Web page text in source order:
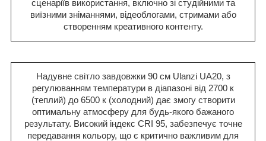
сценаріїв використання, включно зі студійними та
виїзними зніманнями, відеоблогами, стримами або
створенням креативного контенту.
Надувне світло завдовжки 90 см Ulanzi UA20, з
регулюванням температури в діапазоні від 2700 к
(теплий) до 6500 к (холодний) дає змогу створити
оптимальну атмосферу для будь-якого бажаного
результату. Високий індекс CRI 95, забезпечує точне
передавання кольору, що є критично важливим для